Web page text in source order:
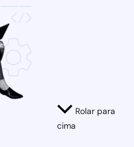
Rolar para
cima